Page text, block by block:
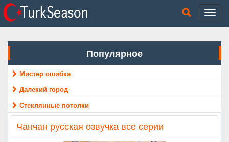
Популярное
Мистер ошибка
Далекий город
Стеклянные потолки
Чанчан русская озвучка все серии